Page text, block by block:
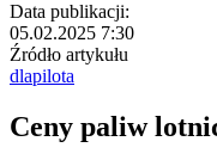
Data publikacji:
05.02.2025 7:30
Źródło artykułu
dlapilota
Ceny paliw